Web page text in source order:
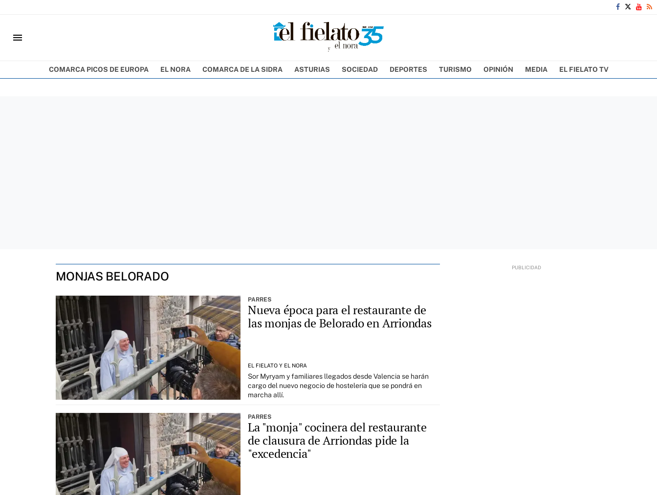
menu
COMARCA PICOS DE EUROPA EL NORA COMARCA DE LA SIDRA ASTURIAS SOCIEDAD DEPORTES TURISMO OPINIÓN MEDIA EL FIELATO TV
MONJAS BELORADO
PARRES
Nueva época para el restaurante de
las monjas de Belorado en Arriondas
EL FIELATO Y EL NORA
Sor Myryam y familiares llegados desde Valencia se harán
cargo del nuevo negocio de hostelería que se pondrá en
marcha allí.
PARRES
La "monja" cocinera del restaurante
de clausura de Arriondas pide la
"excedencia"